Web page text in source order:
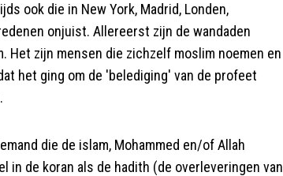
ook die in New York, Madrid, Londen,
onjuist. Allereerst zijn de wandaden
Het zijn mensen die zichzelf moslim noemen en
het ging om de 'belediging' van de profeet
die de islam, Mohammed en/of Allah
de koran als de hadith (de overleveringen van